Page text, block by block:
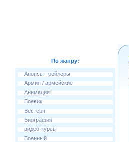
По жанру:
Анонсы-трейлеры
Армия / армейские
Анимация
Боевик
Вестерн
Биография
видео-курсы
Военный